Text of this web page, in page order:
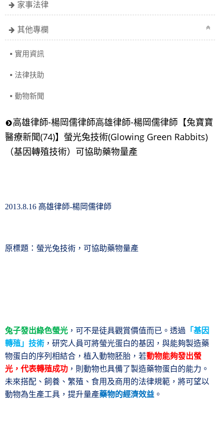
家事法律
其他專欄
實用資訊
法律扶助
動物新聞
高雄律師-楊岡儒律師高雄律師-楊岡儒律師【兔寶寶
醫療新聞(74)】螢光兔技術(Glowing Green Rabbits)
（基因轉殖技術）可協助藥物量產
2013.8.16 高雄律師-楊岡儒律師
原標題：螢光兔技術，可協助藥物量產
兔子發出綠色螢光 ，可不是徒具觀賞價值而已。透過 「基因
轉殖」技術 ，研究人員可將螢光蛋白的基因，與能夠製造藥
物蛋白的序列相結合，植入動物胚胎，若動物能夠發出螢
光，代表轉殖成功 ，則動物也具備了製造藥物蛋白的能力。
未來搭配、飼養、繁殖、食用及商用的法律規範，將可望以
動物為生產工具，提升量產藥物的經濟效益 。